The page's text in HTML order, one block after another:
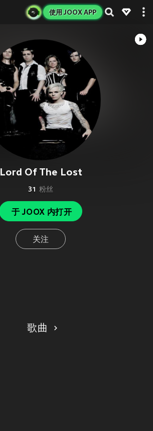
使用 JOOX APP
Lord Of The Lost
31 粉丝
于 JOOX 内打开
关注
歌曲